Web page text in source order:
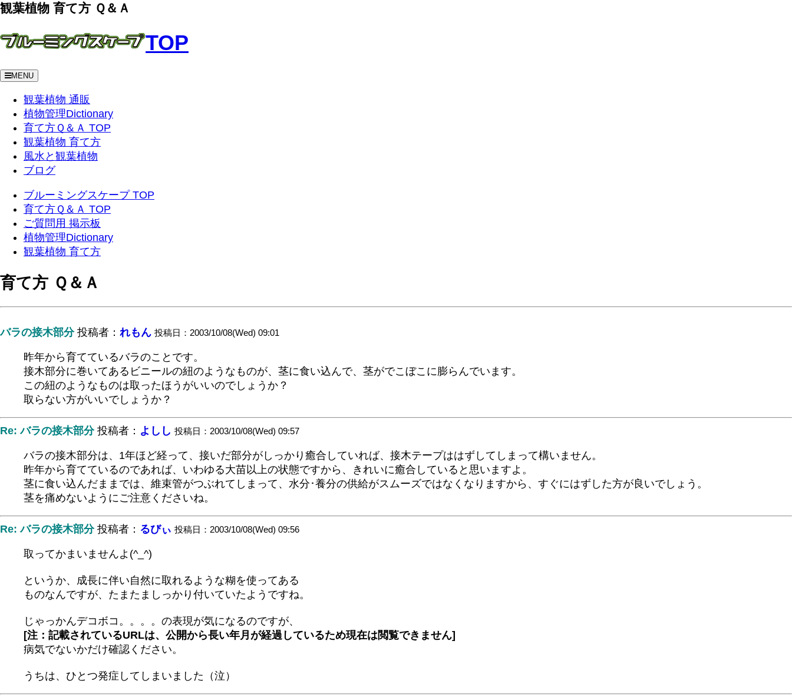
観葉植物 育て方 Ｑ＆Ａ
TOP
MENU
観葉植物 通販
植物管理Dictionary
育て方Ｑ＆Ａ TOP
観葉植物 育て方
風水と観葉植物
ブログ
ブルーミングスケープ TOP
育て方Ｑ＆Ａ TOP
ご質問用 掲示板
植物管理Dictionary
観葉植物 育て方
育て方 Ｑ＆Ａ
バラの接木部分投稿者： れもん 投稿日：2003/10/08(Wed) 09:01
昨年から育てているバラのことです。
接木部分に巻いてあるビニールの紐のようなものが、茎に食い込んで、茎がでこぼこに膨らんでいます。
この紐のようなものは取ったほうがいいのでしょうか？
取らない方がいいでしょうか？
Re: バラの接木部分投稿者： よしし 投稿日：2003/10/08(Wed) 09:57
バラの接木部分は、1年ほど経って、接いだ部分がしっかり癒合していれば、接木テープははずしてしまって構いません。
昨年から育てているのであれば、いわゆる大苗以上の状態ですから、きれいに癒合していると思いますよ。
茎に食い込んだままでは、維束管がつぶれてしまって、水分･養分の供給がスムーズではなくなりますから、すぐにはずした方が良いでしょう。
茎を痛めないようにご注意くださいね。
Re: バラの接木部分投稿者： るびぃ 投稿日：2003/10/08(Wed) 09:56
取ってかまいませんよ(^_^)
というか、成長に伴い自然に取れるような糊を使ってある
ものなんですが、たまたましっかり付いていたようですね。
じゃっかんデコボコ。。。。の表現が気になるのですが、
[注：記載されているURLは、公開から長い年月が経過しているため現在は閲覧できません]
病気でないかだけ確認ください。
うちは、ひとつ発症してしまいました（泣）